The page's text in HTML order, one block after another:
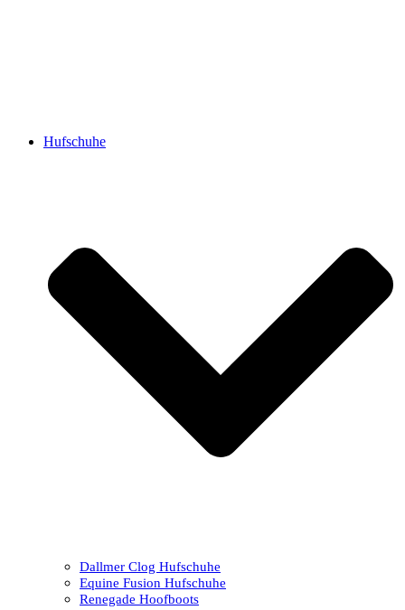
Hufschuhe
Dallmer Clog Hufschuhe
Equine Fusion Hufschuhe
Renegade Hoofboots